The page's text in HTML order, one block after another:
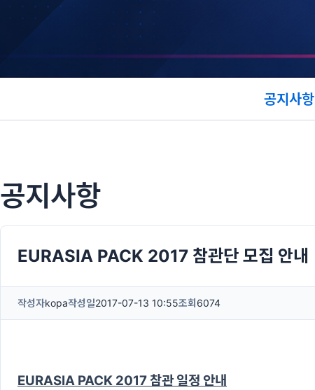
공지사항
공지사항
EURASIA PACK 2017 참관단 모집 안내
작성자kopa작성일2017-07-13 10:55조회 6074
EURASIA PACK 2017 참관 일정 안내